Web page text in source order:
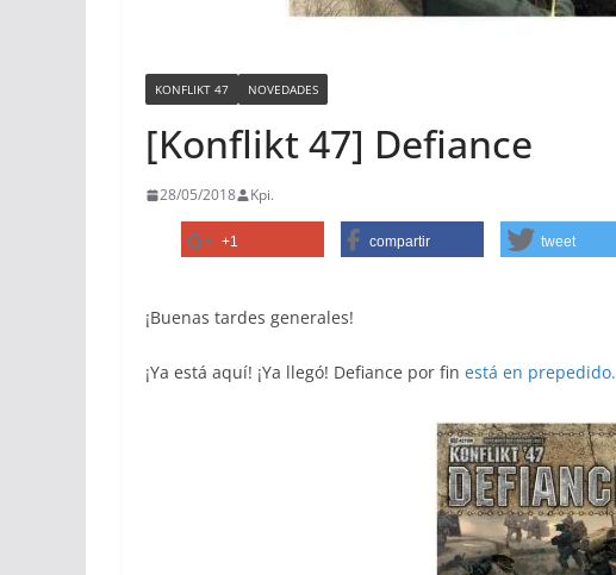
KONFLIKT 47 NOVEDADES
[Konflikt 47] Defiance
28/05/2018 Kpi.
+1 compartir tweet
¡Buenas tardes generales!
¡Ya está aquí! ¡Ya llegó! Defiance por fin está en prepedido.